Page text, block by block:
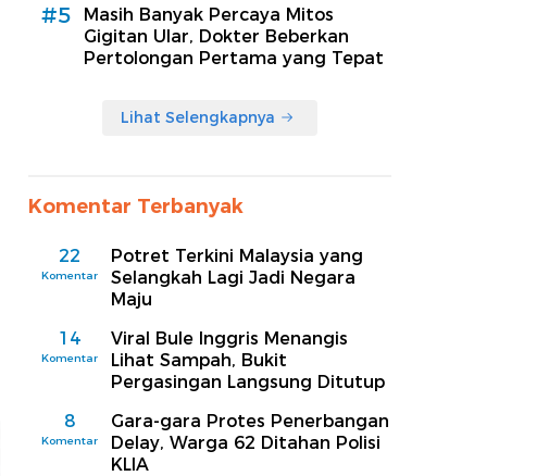
#5
Masih Banyak Percaya Mitos
Gigitan Ular, Dokter Beberkan
Pertolongan Pertama yang Tepat
Lihat Selengkapnya
Komentar Terbanyak
22
Komentar
Potret Terkini Malaysia yang
Selangkah Lagi Jadi Negara
Maju
14
Komentar
Viral Bule Inggris Menangis
Lihat Sampah, Bukit
Pergasingan Langsung Ditutup
8
Komentar
Gara-gara Protes Penerbangan
Delay, Warga 62 Ditahan Polisi
KLIA